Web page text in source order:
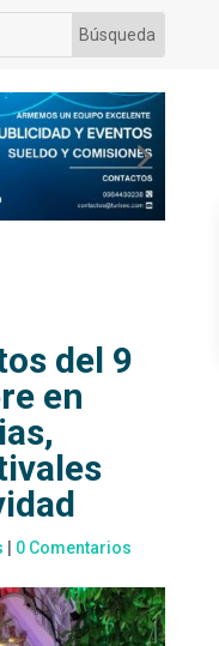
del 9
en
0 Comentarios